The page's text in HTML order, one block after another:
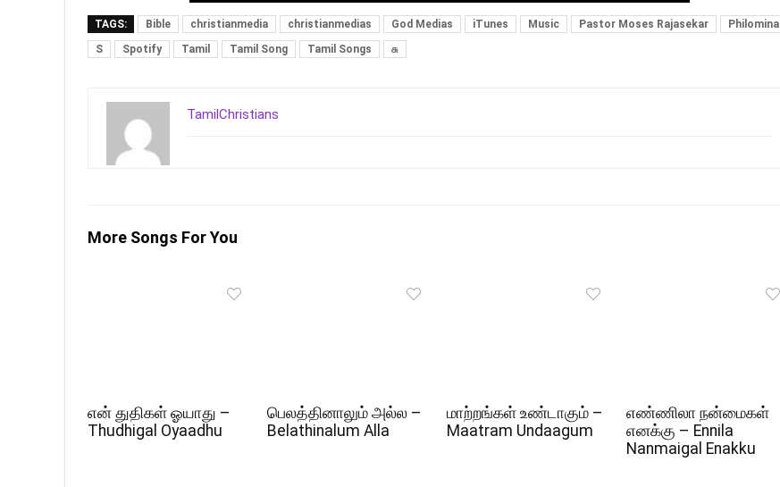
TAGS: Bible christianmedia christianmedias God Medias iTunes Music Pastor Moses Rajasekar
Philomina
S
Spotify Tamil Tamil Song Tamil Songs சு
TamilChristians
More Songs For You
என் துதிகள் ஓயாது –
Thudhigal Oyaadhu
பெலத்தினாலும் அல்ல –
Belathinalum Alla
மாற்றங்கள் உண்டாகும் –
Maatram Undaagum
எண்ணிலா நன்மைகள்
எனக்கு – Ennila
Nanmaigal Enakku